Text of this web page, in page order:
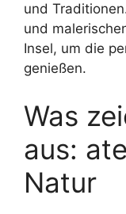
und
und
Insel, um die
genießen.
Was
aus:
Natur